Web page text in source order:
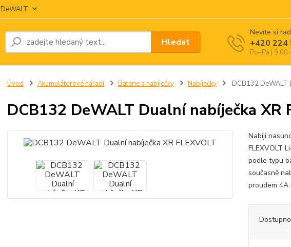
DeWALT
Hledat
Nevíte si
+420 224
Po–Pá | 9:00
Úvod Akumulátorové nářadí Baterie a nabíječky Nabíječky DCB132 DeWALT
DCB132 DeWALT Dualní nabíječka XR
Nabíjí
FLEXVOLT
podle typu
současně
proudem 4A